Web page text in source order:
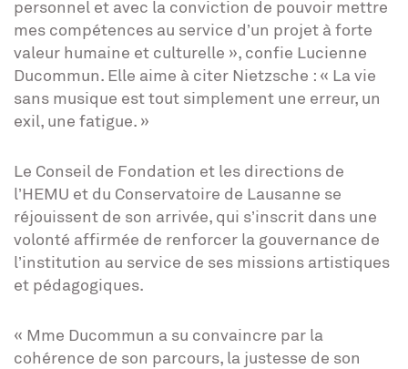
personnel et avec la conviction de pouvoir mettre
mes compétences au service d’un projet à forte
valeur humaine et culturelle », confie Lucienne
Ducommun. Elle aime à citer Nietzsche : « La vie
sans musique est tout simplement une erreur, un
exil, une fatigue. »
Le Conseil de Fondation et les directions de
l’HEMU et du Conservatoire de Lausanne se
réjouissent de son arrivée, qui s’inscrit dans une
volonté affirmée de renforcer la gouvernance de
l’institution au service de ses missions artistiques
et pédagogiques.
« Mme Ducommun a su convaincre par la
cohérence de son parcours, la justesse de son